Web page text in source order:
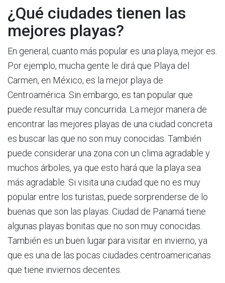
¿Qué ciudades tienen las
mejores playas?
En general, cuanto más popular es una playa, mejor es.
Por ejemplo, mucha gente le dirá que Playa del
Carmen, en México, es la mejor playa de
Centroamérica. Sin embargo, es tan popular que
puede resultar muy concurrida. La mejor manera de
encontrar las mejores playas de una ciudad concreta
es buscar las que no son muy conocidas. También
puede considerar una zona con un clima agradable y
muchos árboles, ya que esto hará que la playa sea
más agradable. Si visita una ciudad que no es muy
popular entre los turistas, puede sorprenderse de lo
buenas que son las playas. Ciudad de Panamá tiene
algunas playas bonitas que no son muy conocidas.
También es un buen lugar para visitar en invierno, ya
que es una de las pocas ciudades centroamericanas
que tiene inviernos decentes.